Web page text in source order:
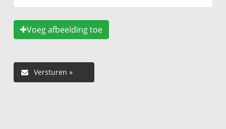
Voeg afbeelding toe